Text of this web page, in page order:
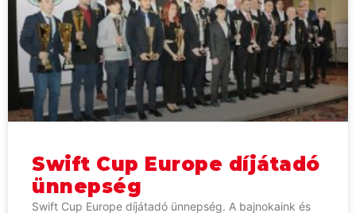
Swift Cup Europe díjátadó
ünnepség
Swift Cup Europe díjátadó ünnepség. A bajnokaink és